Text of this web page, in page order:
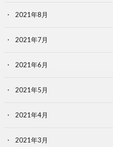
2021年8月
2021年7月
2021年6月
2021年5月
2021年4月
2021年3月